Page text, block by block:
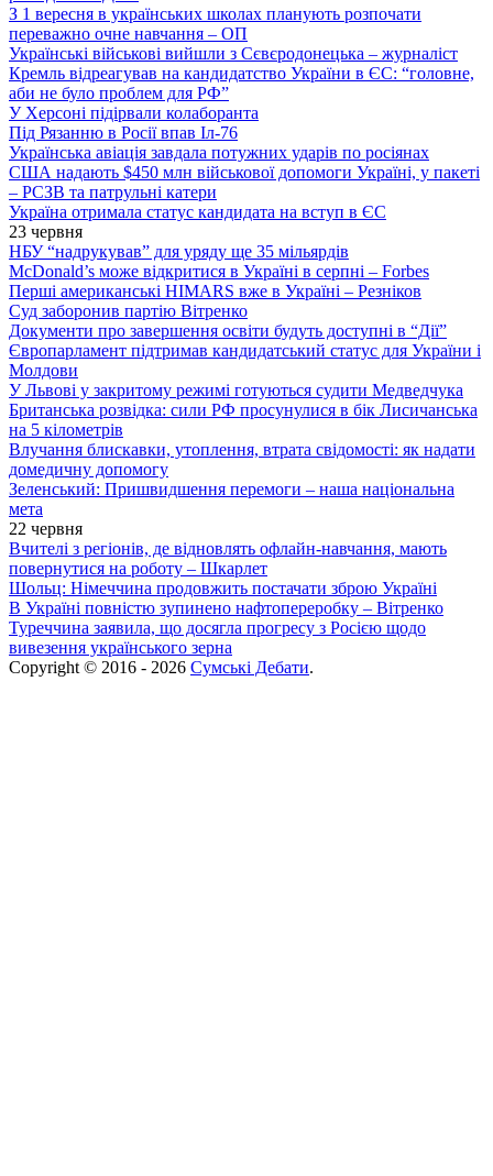
З 1 вересня в українських школах планують розпочати
переважно очне навчання – ОП
Українські військові вийшли з Сєвєродонецька – журналіст
Кремль відреагував на кандидатство України в ЄС: “головне,
аби не було проблем для РФ”
У Херсоні підірвали колаборанта
Під Рязанню в Росії впав Іл-76
Українська авіація завдала потужних ударів по росіянах
США надають $450 млн військової допомоги Україні, у пакеті
– РСЗВ та патрульні катери
Україна отримала статус кандидата на вступ в ЄС
23 червня
НБУ “надрукував” для уряду ще 35 мільярдів
McDonald’s може відкритися в Україні в серпні – Forbes
Перші американські HIMARS вже в Україні – Резніков
Суд заборонив партію Вітренко
Документи про завершення освіти будуть доступні в “Дії”
Європарламент підтримав кандидатський статус для України і
Молдови
У Львові у закритому режимі готуються судити Медведчука
Британська розвідка: сили РФ просунулися в бік Лисичанська
на 5 кілометрів
Влучання блискавки, утоплення, втрата свідомості: як надати
домедичну допомогу
Зеленський: Пришвидшення перемоги – наша національна
мета
22 червня
Вчителі з регіонів, де відновлять офлайн-навчання, мають
повернутися на роботу – Шкарлет
Шольц: Німеччина продовжить постачати зброю Україні
В Україні повністю зупинено нафтопереробку – Вітренко
Туреччина заявила, що досягла прогресу з Росією щодо
вивезення українського зерна
Copyright © 2016 - 2026 Сумські Дебати.